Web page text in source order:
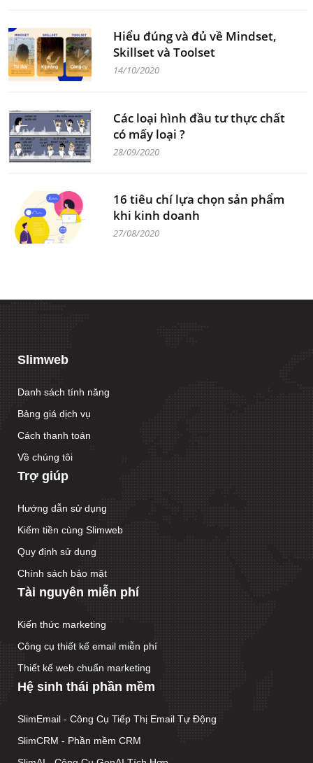
Hiểu đúng và đủ về Mindset,
Skillset và Toolset
14/10/2020
Các loại hình đầu tư thực chất
có mấy loại ?
28/09/2020
16 tiêu chí lựa chọn sản phẩm
khi kinh doanh
27/08/2020
Slimweb
Danh sách tính năng
Bảng giá dịch vụ
Cách thanh toán
Về chúng tôi
Trợ giúp
Hướng dẫn sử dụng
Kiếm tiền cùng Slimweb
Quy định sử dụng
Chính sách bảo mật
Tài nguyên miễn phí
Kiến thức marketing
Công cụ thiết kế email miễn phí
Thiết kế web chuẩn marketing
Hệ sinh thái phần mềm
SlimEmail - Công Cụ Tiếp Thị Email Tự Động
SlimCRM - Phần mềm CRM